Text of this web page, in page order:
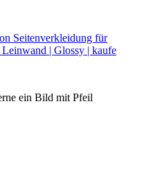
Seitenverkleidung für
| Glossy | kaufe
ein Bild mit Pfeil